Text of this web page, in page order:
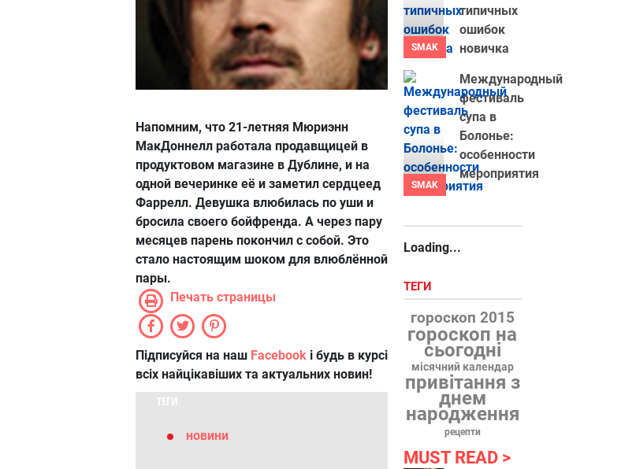
Напомним, что 21-летняя Мюриэнн
МакДоннелл работала продавщицей в
продуктовом магазине в Дублине, и на
одной вечеринке её и заметил сердцеед
Фаррелл. Девушка влюбилась по уши и
бросила своего бойфренда. А через пару
месяцев парень покончил с собой. Это
стало настоящим шоком для влюблённой
пары.
Печать страницы
Підписуйся на наш Facebook і будь в курсі
всіх найцікавіших та актуальних новин!
ТЕГИ
новини
SMAK
типичных
ошибок
новичка
SMAK
Международный
фестиваль
супа в
Болонье:
особенности
мероприятия
Loading...
ТЕГИ
гороскоп 2015
гороскоп на
сьогодні
місячний календар
привітання з
днем
народження
рецепти
MUST READ